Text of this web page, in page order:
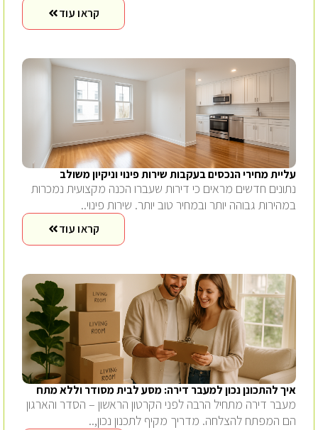
קראו עוד
עליית מחירי הנכסים בעקבות שירות פינוי וניקיון משולב
נתונים חדשים מראים כי דירות שעברו הכנה מקצועית נמכרות
במהירות גבוהה יותר ובמחיר טוב יותר. שירות פינוי..
קראו עוד
איך להתכונן נכון למעבר דירה: מסע לבית מסודר וללא מתח
מעבר דירה מתחיל הרבה לפני הקרטון הראשון – הסדר והארגון
הם המפתח להצלחה. מדריך מקיף לתכנון נכון,..